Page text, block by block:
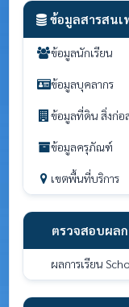
ข้อมูลสารสนเ
ข้อมูลนักเรียน
ข้อมูลบุคลากร
ข้อมูลที่ดิน สิ่งก่อ
ข้อมูลครุภัณฑ์
เขตพื้นที่บริการ
ตรวจสอบผล
ผลการเรียน